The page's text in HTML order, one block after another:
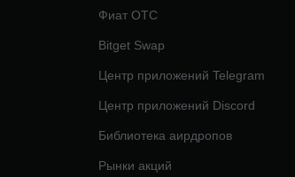
Фиат OTC
Bitget Swap
Центр приложений Telegram
Центр приложений Discord
Библиотека аирдропов
Рынки акций